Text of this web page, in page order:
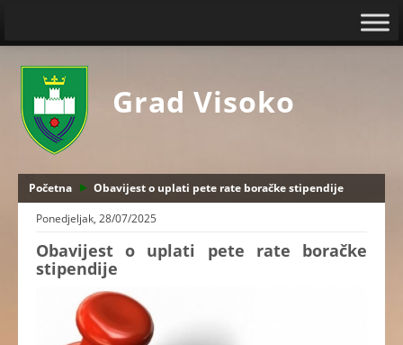
Grad Visoko
Početna
Obavijest o uplati pete rate boračke stipendije
Ponedjeljak, 28/07/2025
Obavijest o uplati pete rate boračke
stipendije